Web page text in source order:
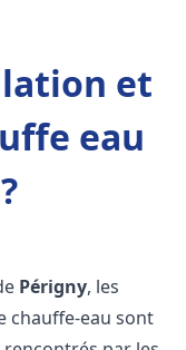
et
eau
Périgny, les
chauffe-eau sont